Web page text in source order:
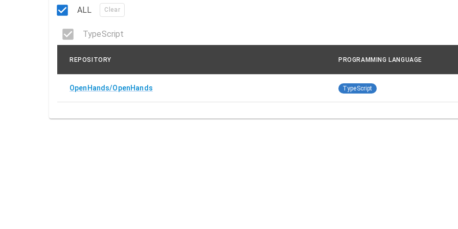
ALL Clear
TypeScript
REPOSITORY PROGRAMMING LANGUAGE
OpenHands/OpenHands TypeScript